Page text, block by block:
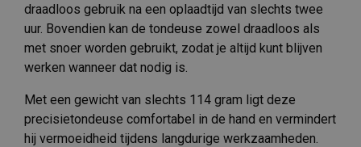
draadloos gebruik na een oplaadtijd van slechts twee
uur. Bovendien kan de tondeuse zowel draadloos als
met snoer worden gebruikt, zodat je altijd kunt blijven
werken wanneer dat nodig is.
Met een gewicht van slechts 114 gram ligt deze
precisietondeuse comfortabel in de hand en vermindert
hij vermoeidheid tijdens langdurige werkzaamheden.